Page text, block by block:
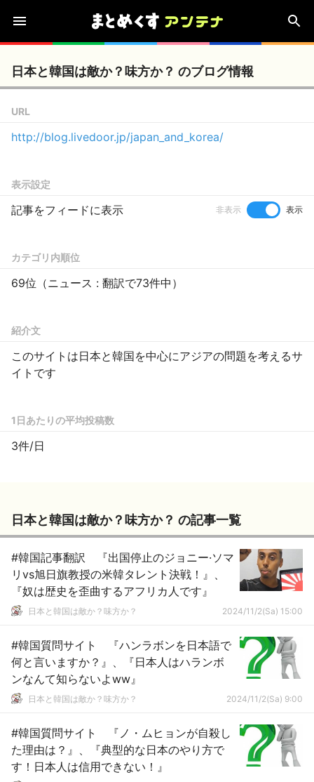
日本と韓国は敵か？味方か？ のブログ情報
URL
http://blog.livedoor.jp/japan_and_korea/
表示設定
記事をフィードに表示 非表示 表示
カテゴリ内順位
69位（ニュース : 翻訳で73件中）
紹介文
このサイトは日本と韓国を中心にアジアの問題を考えるサ
イトです
1日あたりの平均投稿数
3件/日
日本と韓国は敵か？味方か？ の記事一覧
#韓国記事翻訳 『出国停止のジョニー·ソマ
リvs旭日旗教授の米韓タレント決戦！』、
『奴は歴史を歪曲するアフリカ人です』
日本と韓国は敵か？味方か？ 2024/11/2(Sa) 15:00
#韓国質問サイト 『ハンラボンを日本語で
何と言いますか？』、『日本人はハランボ
ンなんて知らないよww』
日本と韓国は敵か？味方か？ 2024/11/2(Sa) 9:00
#韓国質問サイト 『ノ・ムヒョンが自殺し
た理由は？』、『典型的な日本のやり方で
す！日本人は信用できない！』